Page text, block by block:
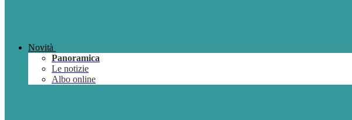
Novità
Panoramica
Le notizie
Albo online